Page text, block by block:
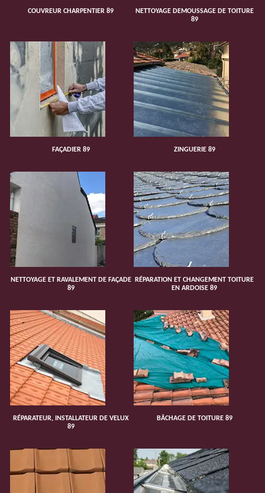
COUVREUR CHARPENTIER 89
NETTOYAGE DEMOUSSAGE DE TOITURE
89
FAÇADIER 89 ZINGUERIE 89
NETTOYAGE ET RAVALEMENT DE FAÇADE
89
RÉPARATION ET CHANGEMENT TOITURE
EN ARDOISE 89
RÉPARATEUR, INSTALLATEUR DE VELUX
89
BÂCHAGE DE TOITURE 89